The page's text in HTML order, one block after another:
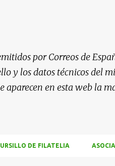
por Correos de
y los datos técnicos del
aparecen en esta web la
DE FILATELIA